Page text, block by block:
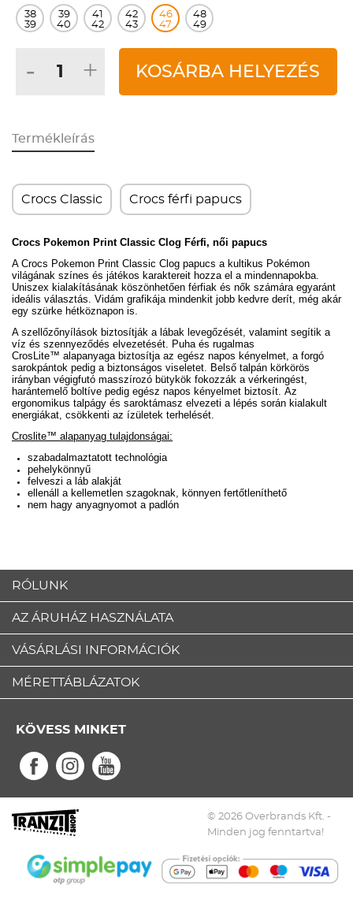
38
39
39
40
41
42
42
43
46
47
48
49
- + KOSÁRBA HELYEZÉS
Termékleírás
Crocs Classic Crocs férfi papucs
Crocs Pokemon Print Classic Clog Férfi, női papucs
A Crocs Pokemon Print Classic Clog papucs a kultikus Pokémon
világának színes és játékos karaktereit hozza el a mindennapokba.
Uniszex kialakításának köszönhetően férfiak és nők számára egyaránt
ideális választás. Vidám grafikája mindenkit jobb kedvre derít, még akár
egy szürke hétköznapon is.
A szellőzőnyílások biztosítják a lábak levegőzését, valamint segítik a
víz és szennyeződés elvezetését. Puha és rugalmas
CrosLite™ alapanyagabiztosítja az egész napos kényelmet, a forgó
sarokpántok pedig a biztonságos viseletet. Belső talpán körkörös
irányban végigfutó masszírozó bütykök fokozzák a vérkeringést,
harántemelő boltíve pedig egész napos kényelmet biztosít. Az
ergonomikus talpágy és saroktámasz elvezeti a lépés során kialakult
energiákat, csökkenti az ízületek terhelését.
Croslite™ alapanyag tulajdonságai:
szabadalmaztatott technológia
pehelykönnyű
felveszi a láb alakját
ellenáll a kellemetlen szagoknak, könnyen fertőtleníthető
nem hagy anyagnyomot a padlón
RÓLUNK
AZ ÁRUHÁZ HASZNÁLATA
VÁSÁRLÁSI INFORMÁCIÓK
MÉRETTÁBLÁZATOK
KÖVESS MINKET
© 2026 Overbrands Kft. -
Minden jog fenntartva!